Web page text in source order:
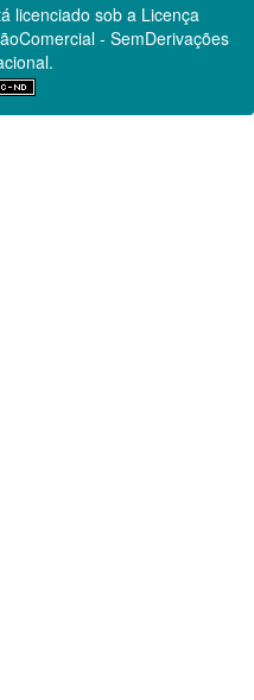
licenciado sob a Licença
- SemDerivações